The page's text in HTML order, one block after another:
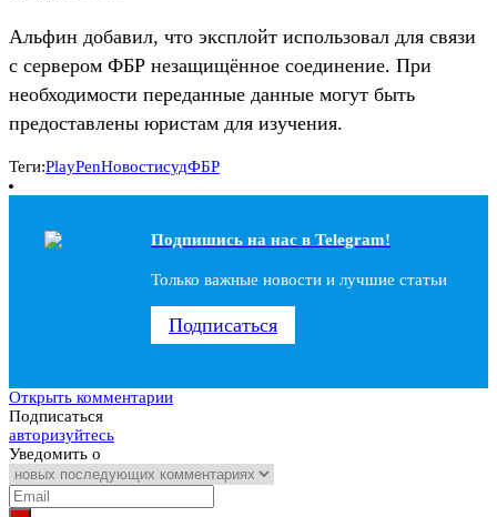
Альфин добавил, что эксплойт использовал для связи
с сервером ФБР незащищённое соединение. При
необходимости переданные данные могут быть
предоставлены юристам для изучения.
Теги:PlayPenНовостисудФБР
Подпишись на наc в Telegram!
Только важные новости и лучшие статьи
Подписаться
Открыть комментарии
Подписаться
авторизуйтесь
Уведомить о